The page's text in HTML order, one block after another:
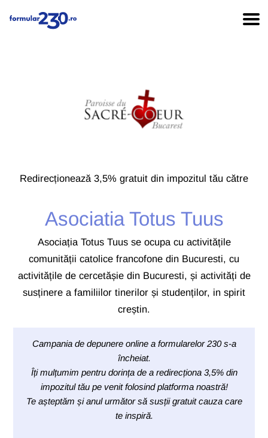
Redirecționează 3,5% gratuit din impozitul tău către
Asociatia Totus Tuus
Asociația Totus Tuus se ocupa cu activitățile
comunității catolice francofone din Bucuresti, cu
activitățile de cercetășie din Bucuresti, și activități de
susținere a familiilor tinerilor și studenților, in spirit
creștin.
Campania de depunere online a formularelor 230 s-a
încheiat.
Îți mulțumim pentru dorința de a redirecționa 3,5% din
impozitul tău pe venit folosind platforma noastră!
Te așteptăm și anul următor să susții gratuit cauza care
te inspiră.